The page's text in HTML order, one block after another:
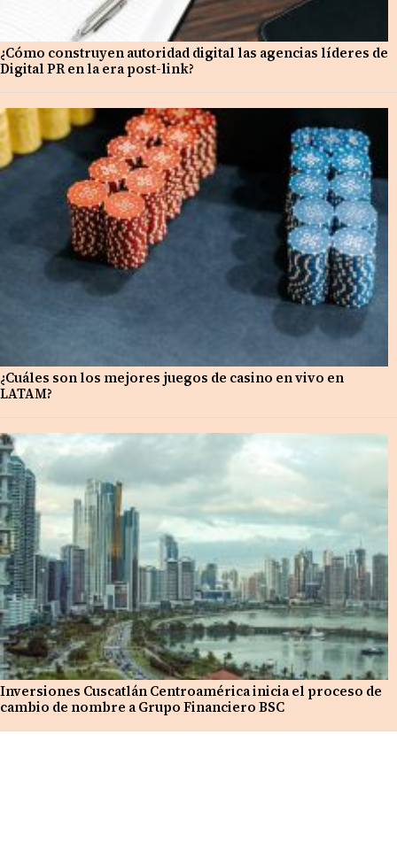
¿Cómo construyen autoridad digital las agencias líderes de
Digital PR en la era post-link?
¿Cuáles son los mejores juegos de casino en vivo en
LATAM?
Inversiones Cuscatlán Centroamérica inicia el proceso de
cambio de nombre a Grupo Financiero BSC